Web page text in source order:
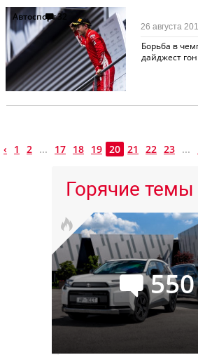
Автоспорт32
Борьба в
дайджест
26 августа
‹ 1 2 ... 17 18 19 20 21 22 23 ...
Горячие темы
550